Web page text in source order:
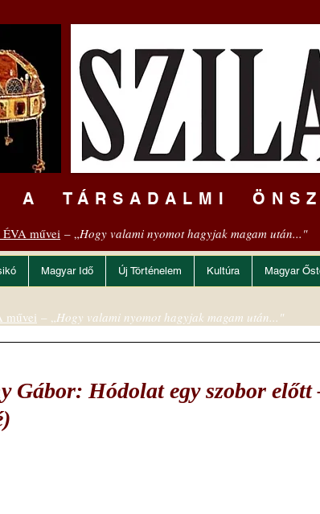
A TÁRSADALMI
művei – „Hogy valami nyomot hagyjak magam után..."
Magyar Idő Új Történelem Kultúra Magyar
Gábor: Hódolat egy szobor előtt
művei – „Hogy valami nyomot hagyjak magam után..."